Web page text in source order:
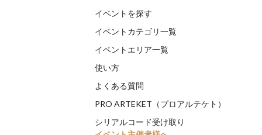
イベントを探す
イベントカテゴリ一覧
イベントエリア一覧
使い方
よくある質問
PRO ARTEKET（プロアルテケト）
シリアルコード受け取り